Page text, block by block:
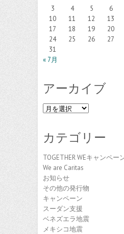
3
4 5 6
10
11 12 13
17
18 19 20
24
25 26 27
31
« 7月
アーカイブ
ア
イ
カテゴリー
TOGETHER WEキャンペー
We are Caritas
お知らせ
その他の発行物
キャンペーン
スーダン支援
ベネズエラ地震
メキシコ地震